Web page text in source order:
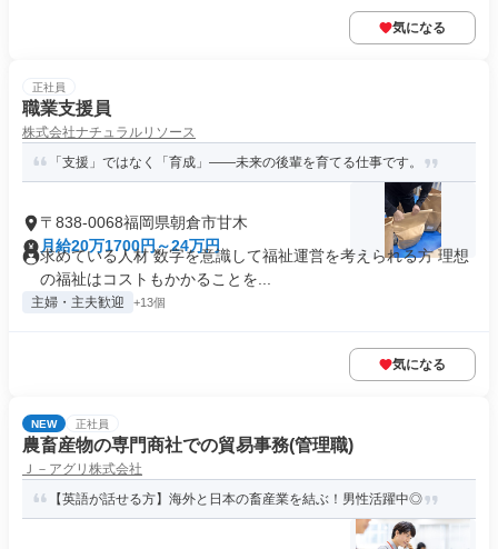
気になる
正社員
職業支援員
株式会社ナチュラルリソース
「支援」ではなく「育成」――未来の後輩を育てる仕事です。
〒838-0068福岡県朝倉市甘木
月給20万1700円～24万円
求めている人材 数字を意識して福祉運営を考えられる方 理想
の福祉はコストもかかることを...
主婦・主夫歓迎 +13個
気になる
NEW 正社員
農畜産物の専門商社での貿易事務(管理職)
Ｊ－アグリ株式会社
【英語が話せる方】海外と日本の畜産業を結ぶ！男性活躍中◎